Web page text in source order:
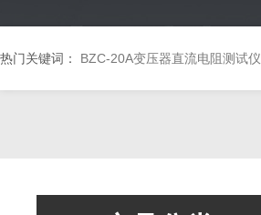
热门关键词： BZC-20A变压器直流电阻测试仪